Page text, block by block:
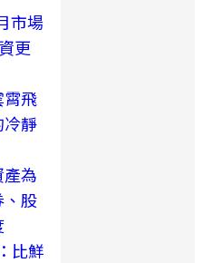
市場
更
飛
靜
為
、股
比鮮